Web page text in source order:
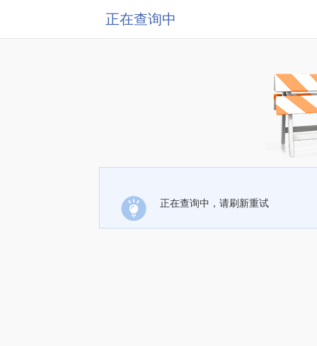
正在查询中
正在查询中，请刷新重试